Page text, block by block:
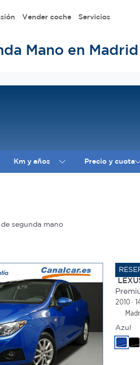
Vender coche Servicios
Mano en Madrid
Km y años Precio y cuota
de segunda mano
2010
Azul